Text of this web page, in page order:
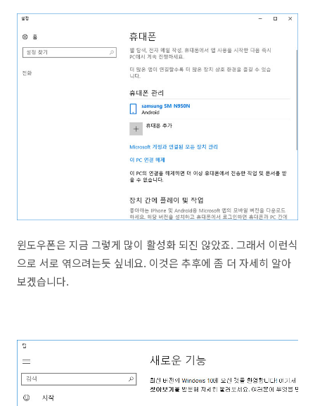
윈도우폰은 지금 그렇게 많이 활성화 되진 않았죠. 그래서 이런식
으로 서로 엮으려는듯 싶네요. 이것은 추후에 좀 더 자세히 알아
보겠습니다.